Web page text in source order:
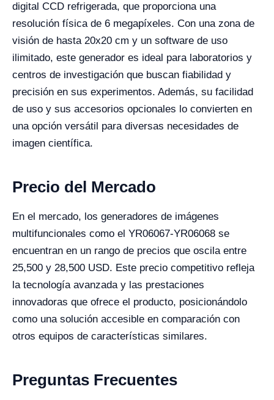
digital CCD refrigerada, que proporciona una
resolución física de 6 megapíxeles. Con una zona de
visión de hasta 20x20 cm y un software de uso
ilimitado, este generador es ideal para laboratorios y
centros de investigación que buscan fiabilidad y
precisión en sus experimentos. Además, su facilidad
de uso y sus accesorios opcionales lo convierten en
una opción versátil para diversas necesidades de
imagen científica.
Precio del Mercado
En el mercado, los generadores de imágenes
multifuncionales como el YR06067-YR06068 se
encuentran en un rango de precios que oscila entre
25,500 y 28,500 USD. Este precio competitivo refleja
la tecnología avanzada y las prestaciones
innovadoras que ofrece el producto, posicionándolo
como una solución accesible en comparación con
otros equipos de características similares.
Preguntas Frecuentes